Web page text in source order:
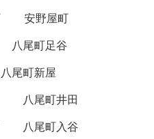
安野屋町
八尾町足谷
八尾町新屋
八尾町井田
八尾町入谷